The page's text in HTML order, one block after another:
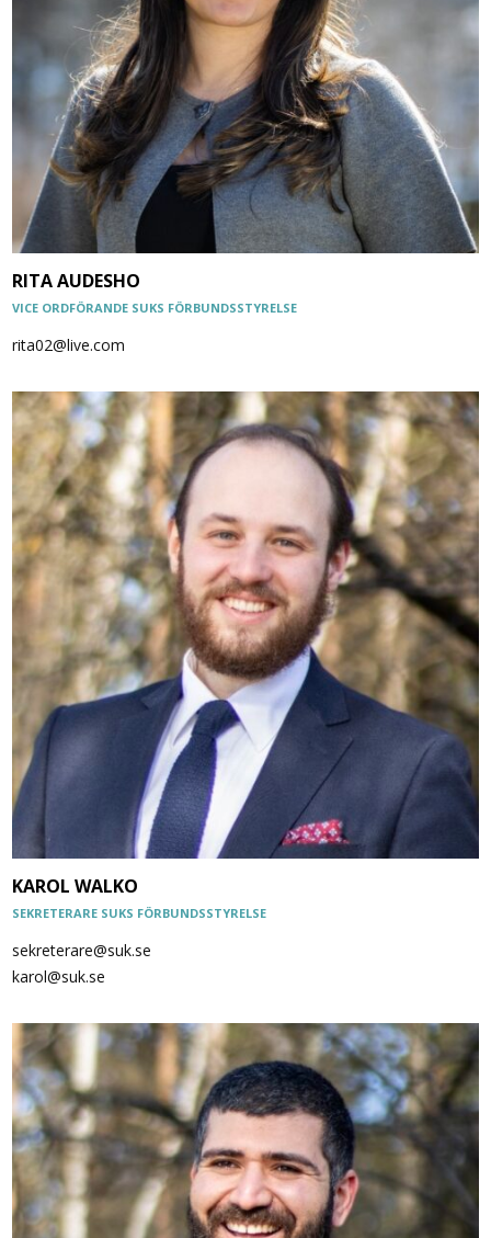
RITA AUDESHO
VICE ORDFÖRANDE SUKS FÖRBUNDSSTYRELSE
rita02@live.com
KAROL WALKO
SEKRETERARE SUKS FÖRBUNDSSTYRELSE
sekreterare@suk.se
karol@suk.se